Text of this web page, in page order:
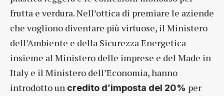
frutta e verdura. Nell’ottica di premiare le aziende
che vogliono diventare più virtuose, il Ministero
dell’Ambiente e della Sicurezza Energetica
insieme al Ministero delle imprese e del Made in
Italy e il Ministero dell’Economia, hanno
introdotto un credito d’imposta del 20% per